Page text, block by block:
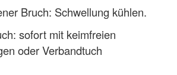
Bruch: Schwellung kühlen.
sofort mit keimfreien
oder Verbandtuch